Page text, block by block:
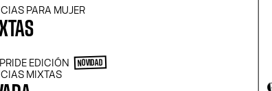
PARA MUJER
EDICIÓN NOVIDAD
MIXTAS